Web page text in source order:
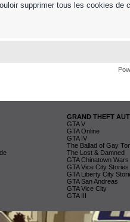
supprimer tous les cookies de
GRAND THEFT
GTA V
GTA Online
GTA IV
The Ballad of Gay
The Lost & Damned
GTA Chinatown Wars
GTA Vice City Stories
GTA Liberty City
GTA San Andreas
GTA Vice City
GTA III